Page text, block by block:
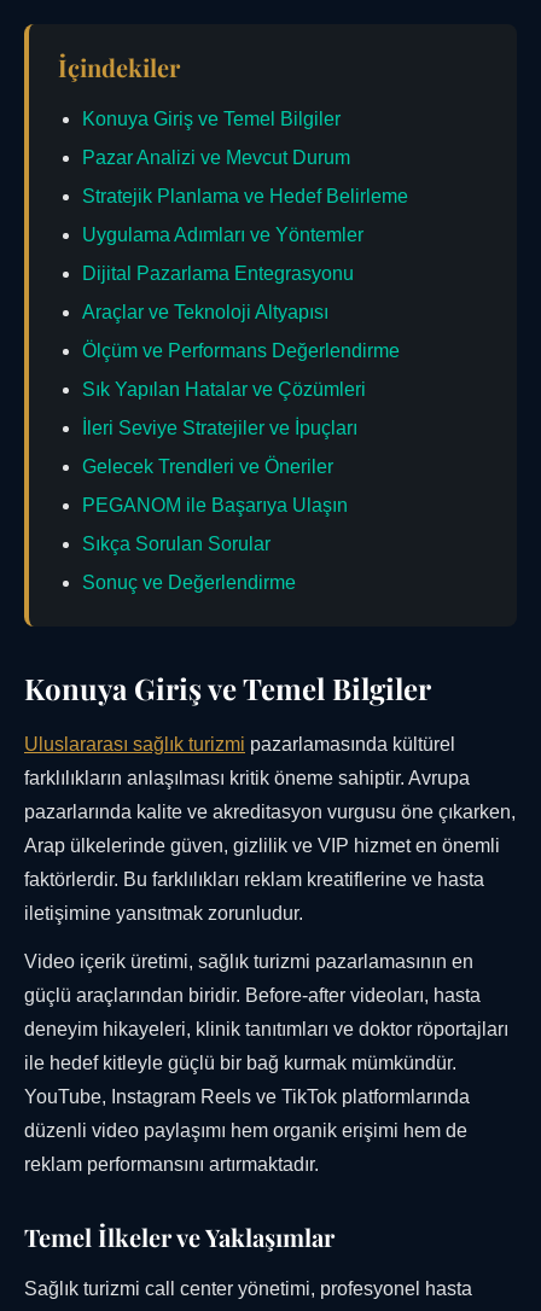
İçindekiler
Konuya Giriş ve Temel Bilgiler
Pazar Analizi ve Mevcut Durum
Stratejik Planlama ve Hedef Belirleme
Uygulama Adımları ve Yöntemler
Dijital Pazarlama Entegrasyonu
Araçlar ve Teknoloji Altyapısı
Ölçüm ve Performans Değerlendirme
Sık Yapılan Hatalar ve Çözümleri
İleri Seviye Stratejiler ve İpuçları
Gelecek Trendleri ve Öneriler
PEGANOM ile Başarıya Ulaşın
Sıkça Sorulan Sorular
Sonuç ve Değerlendirme
Konuya Giriş ve Temel Bilgiler
Uluslararası sağlık turizmi pazarlamasında kültürel
farklılıkların anlaşılması kritik öneme sahiptir. Avrupa
pazarlarında kalite ve akreditasyon vurgusu öne çıkarken,
Arap ülkelerinde güven, gizlilik ve VIP hizmet en önemli
faktörlerdir. Bu farklılıkları reklam kreatiflerine ve hasta
iletişimine yansıtmak zorunludur.
Video içerik üretimi, sağlık turizmi pazarlamasının en
güçlü araçlarından biridir. Before-after videoları, hasta
deneyim hikayeleri, klinik tanıtımları ve doktor röportajları
ile hedef kitleyle güçlü bir bağ kurmak mümkündür.
YouTube, Instagram Reels ve TikTok platformlarında
düzenli video paylaşımı hem organik erişimi hem de
reklam performansını artırmaktadır.
Temel İlkeler ve Yaklaşımlar
Sağlık turizmi call center yönetimi, profesyonel hasta